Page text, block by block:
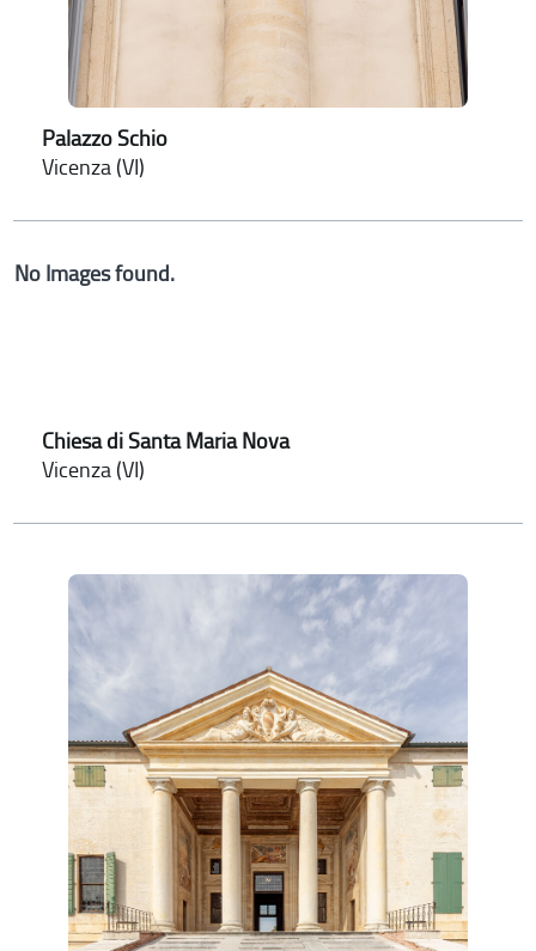
Palazzo Schio
Vicenza (VI)
No Images found.
Chiesa di Santa Maria Nova
Vicenza (VI)